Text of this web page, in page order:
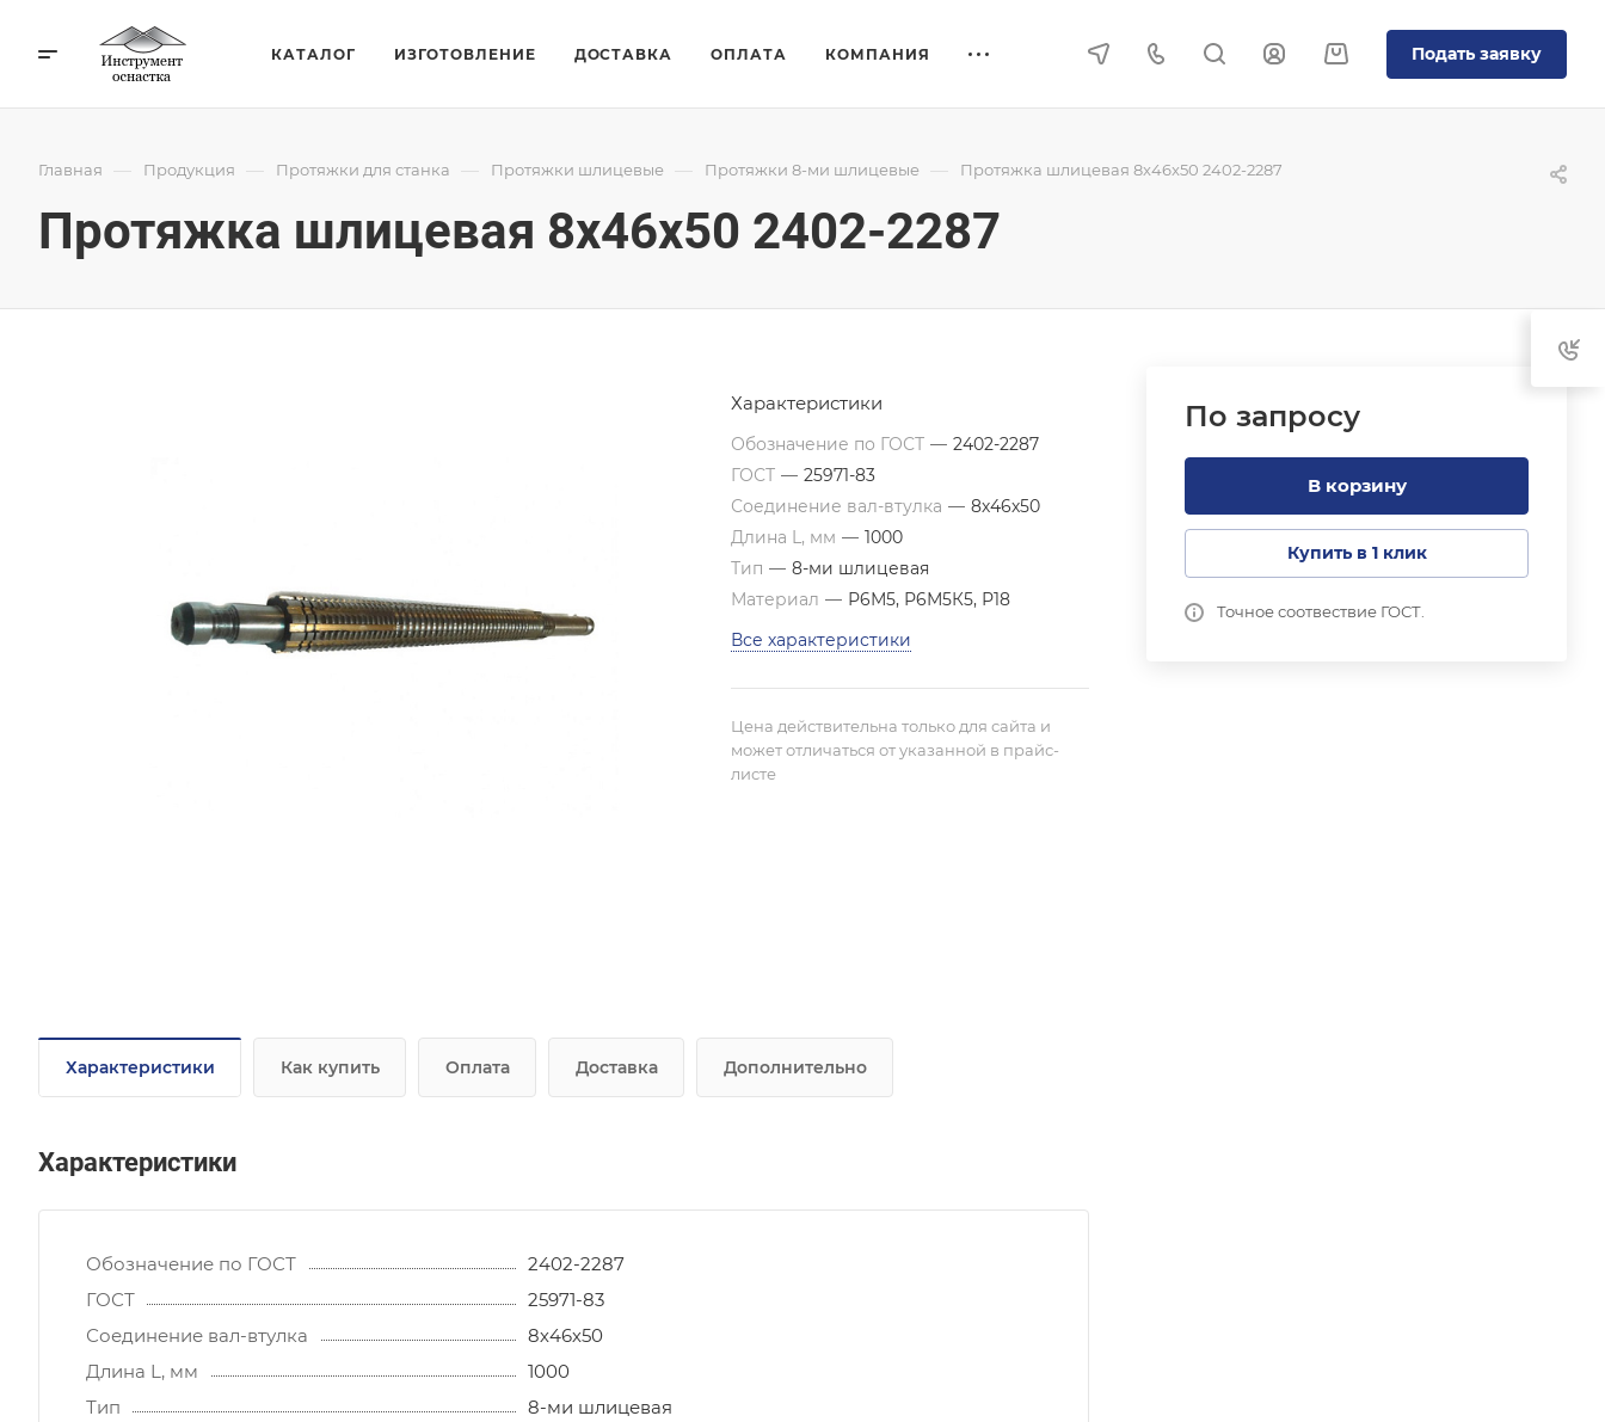
КАТАЛОГ ИЗГОТОВЛЕНИЕ ДОСТАВКА ОПЛАТА КОМПАНИЯ Подать заявку
Главная — Продукция — Протяжки для станка — Протяжки шлицевые — Протяжки 8-ми шлицевые — Протяжка шлицевая 8x46x50 2402-2287
Протяжка шлицевая 8x46x50 2402-2287
По запросу
В корзину
Купить в 1 клик
Точное соотвествие ГОСТ.
Характеристики
Обозначение по ГОСТ — 2402-2287
ГОСТ — 25971-83
Соединение вал-втулка — 8х46х50
Длина L, мм — 1000
Тип — 8-ми шлицевая
Материал — Р6М5, Р6М5К5, Р18
Все характеристики
Цена действительна только для сайта и
может отличаться от указанной в прайс-
листе
Характеристики Как купить Оплата Доставка Дополнительно
Характеристики
Обозначение по ГОСТ
2402-2287
ГОСТ
25971-83
Соединение вал-втулка
8х46х50
Длина L, мм
1000
Тип
8-ми шлицевая